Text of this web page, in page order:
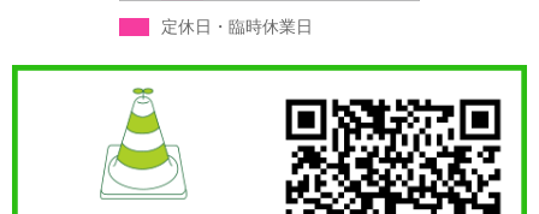
定休日・臨時休業日